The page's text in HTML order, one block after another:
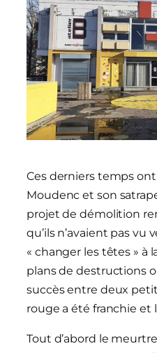
Ces derniers temps
Moudenc et son
projet de démolition
qu’ils n’avaient pas vu
« changer les têtes » à
plans de destructions
succès entre deux
rouge a été franchie et
Tout d’abord le